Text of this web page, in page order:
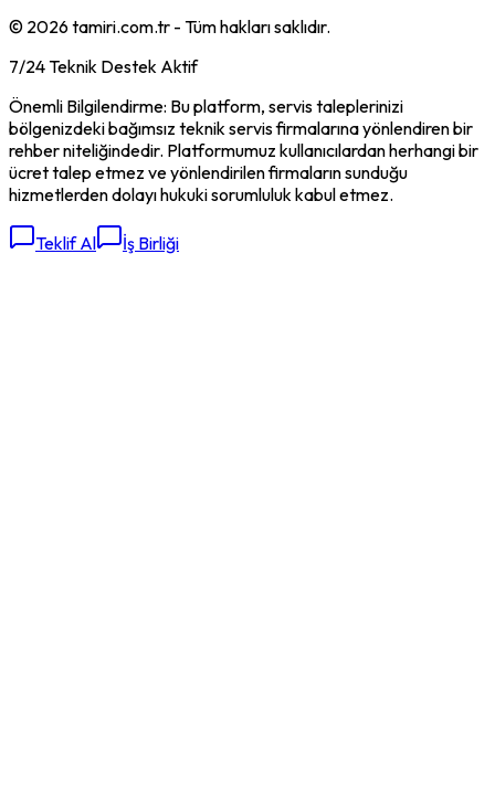
© 2026tamiri.com.tr - Tüm hakları saklıdır.
7/24 Teknik Destek Aktif
Önemli Bilgilendirme: Bu platform, servis taleplerinizi
bölgenizdeki bağımsız teknik servis firmalarına yönlendiren bir
rehber niteliğindedir. Platformumuz kullanıcılardan herhangi bir
ücret talep etmez ve yönlendirilen firmaların sunduğu
hizmetlerden dolayı hukuki sorumluluk kabul etmez.
Teklif Al İş Birliği